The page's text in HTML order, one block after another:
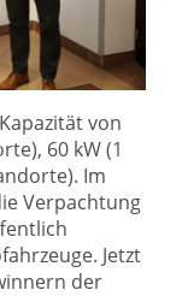
von
60 kW (1
Im
Verpachtung
Jetzt
der